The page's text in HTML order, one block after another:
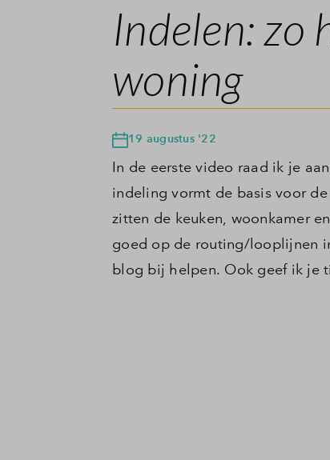
Indelen: zo
woning
19 augustus '22
In de eerste video raad ik je
indeling vormt de basis voor
zitten de keuken, woonkamer
goed op de routing/looplijnen
blog bij helpen. Ook geef ik je